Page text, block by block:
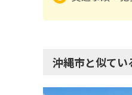
沖縄市と似てい